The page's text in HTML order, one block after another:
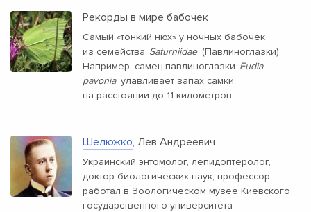
Рекорды в мире бабочек
Самый «тонкий нюх» у ночных бабочек
из семейства Saturniidae (Павлиноглазки).
Например, самец павлиноглазки Eudia
pavonia улавливает запах самки
на расстоянии до 11 километров.
Шелюжко, Лев Андреевич
Украинский энтомолог, лепидоптеролог,
доктор биологических наук, профессор,
работал в Зоологическом музее Киевского
государственного университета